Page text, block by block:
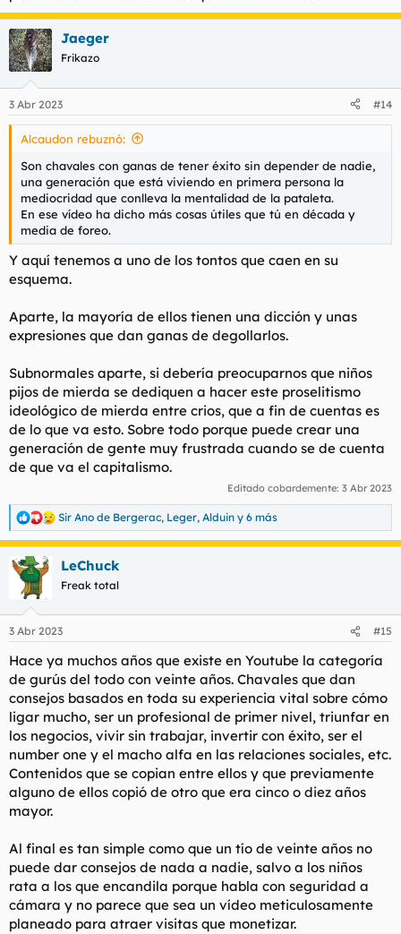
Me ha sorprendido tal fenómeno.
Básicamente son crios que publican vídeos diciendo que han
ganado un millón de euros, que son empresarios de éxito que
te vienen a explicar cómo ser un hombre exitoso como ellos, a
hablarte de disciplina y, en fin, mil gilipolladas.
Evidentemente es todo mentira. Se montan unas peliculas de
cosas que no existen en su vida. Ves ese video y sabes que
"Javiiii deja ya los marcianitos esos que se te enfría el
bocadillo pollo ese que me pides pa lo del ginasio".
Es que lo analizas y son como muy ahostiables y no veo que
tenga sentido ni lo que hacen ni dicha moda.
Jaeger
Frikazo
3 Abr 2023 #14
Alcaudon rebuznó:
Son chavales con ganas de tener éxito sin depender de nadie,
una generación que está viviendo en primera persona la
mediocridad que conlleva la mentalidad de la pataleta.
En ese vídeo ha dicho más cosas útiles que tú en década y
media de foreo.
Y aquí tenemos a uno de los tontos que caen en su
esquema.
Aparte, la mayoría de ellos tienen una dicción y unas
expresiones que dan ganas de degollarlos.
Subnormales aparte, si debería preocuparnos que niños
pijos de mierda se dediquen a hacer este proselitismo
ideológico de mierda entre crios, que a fin de cuentas es
de lo que va esto. Sobre todo porque puede crear una
generación de gente muy frustrada cuando se de cuenta
de que va el capitalismo.
Editado cobardemente: 3 Abr 2023
R
e
a
c
c
e
:
Sir Ano de Bergerac, Leger, Alduin y 6 más
LeChuck
Freak total
3 Abr 2023 #15
Hace ya muchos años que existe en Youtube la categoría
de gurús del todo con veinte años. Chavales que dan
consejos basados en toda su experiencia vital sobre cómo
ligar mucho, ser un profesional de primer nivel, triunfar en
los negocios, vivir sin trabajar, invertir con éxito, ser el
number one y el macho alfa en las relaciones sociales, etc.
Contenidos que se copian entre ellos y que previamente
alguno de ellos copió de otro que era cinco o diez años
mayor.
Al final es tan simple como que un tío de veinte años no
puede dar consejos de nada a nadie, salvo a los niños
rata a los que encandila porque habla con seguridad a
cámara y no parece que sea un vídeo meticulosamente
planeado para atraer visitas que monetizar.